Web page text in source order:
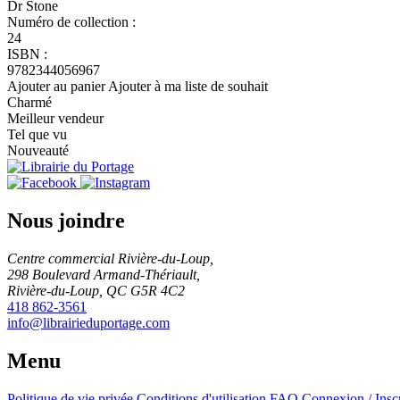
Dr Stone
Numéro de collection :
24
ISBN :
9782344056967
Ajouter au panierAjouter à ma liste de souhait
Charmé
Meilleur vendeur
Tel que vu
Nouveauté
Nous joindre
Centre commercial Rivière-du-Loup,
298 Boulevard Armand-Thériault,
Rivière-du-Loup, QC G5R 4C2
418 862-3561
info@librairieduportage.com
Menu